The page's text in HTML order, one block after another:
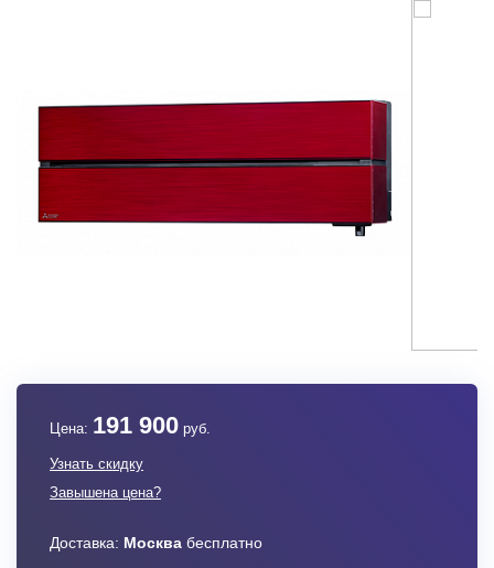
Цена: 191 900 руб.
Узнать скидку
Завышена цена?
Доставка: Москва бесплатно